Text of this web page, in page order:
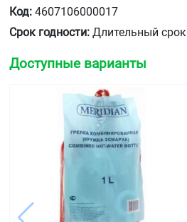
Код: 4607106000017
Срок годности: Длительный срок
Доступные варианты